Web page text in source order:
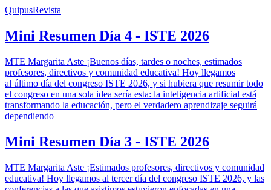
QuipusRevista
Mini Resumen Día 4 - ISTE 2026
MTE Margarita Aste ¡Buenos días, tardes o noches, estimados
profesores, directivos y comunidad educativa! Hoy llegamos
al último día del congreso ISTE 2026, y si hubiera que resumir todo
el congreso en una sola idea sería esta: la inteligencia artificial está
transformando la educación, pero el verdadero aprendizaje seguirá
dependiendo
Mini Resumen Día 3 - ISTE 2026
MTE Margarita Aste ¡Estimados profesores, directivos y comunidad
educativa! Hoy llegamos al tercer día del congreso ISTE 2026, y las